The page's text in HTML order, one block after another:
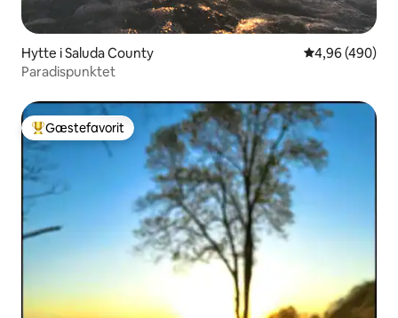
Hytte i Saluda County 4,96 ud af 5 i
4,96 (490)
Paradispunktet
Bedste gæstefavorit
Gæstefavorit